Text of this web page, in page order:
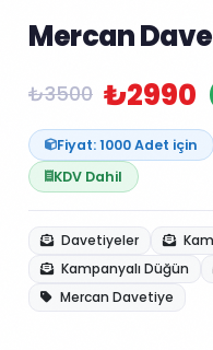
Mercan
₺3500 ₺2990
Fiyat: 1000 Adet için
KDV Dahil
Davetiyeler
Kampanyalı Düğün
Mercan Davetiye